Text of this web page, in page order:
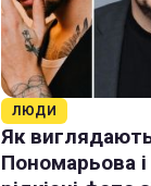
ЛЮДИ
Як
Пономарьова